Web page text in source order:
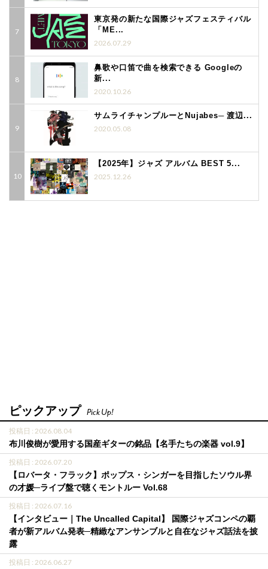
東京発の新たな国際ジャズフェスティバル
「ME...
2026.07.29
鼻歌や口笛で曲を検索できる Googleの
新...
2020.10.26
サムライチャンプルーとNujabes─ 渡辺...
2020.05.08
【2025年】ジャズ アルバム BEST 5...
2025.12.26
ピックアップ Pick Up!
投稿日 : 2026.08.04
布川俊樹が愛用する国産ギターの銘品【名手たちの楽器 vol.9】
投稿日 : 2026.07.20
【ロバータ・フラック】ポップス・シンガーを目指したソウル界
の才媛─ライブ盤で聴くモントルー Vol.68
投稿日 : 2026.07.16
【インタビュー｜The Uncalled Capital】 国際ジャズコンペの覇
者が新アルバム発表─精緻なアンサンブルと自在なジャズ話法を披
露
投稿日 : 2026.06.27